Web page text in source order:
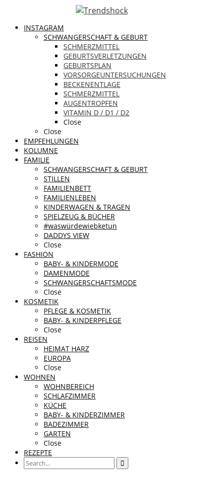
INSTAGRAM
SCHWANGERSCHAFT & GEBURT
SCHMERZMITTEL
GEBURTSVERLETZUNGEN
GEBURTSPLAN
VORSORGEUNTERSUCHUNGEN
BECKENENTLAGE
SCHMERZMITTEL
AUGENTROPFEN
VITAMIN D / D1 / D2
Close
Close
EMPFEHLUNGEN
KOLUMNE
FAMILIE
SCHWANGERSCHAFT & GEBURT
STILLEN
FAMILIENBETT
FAMILIENLEBEN
KINDERWAGEN & TRAGEN
SPIELZEUG & BÜCHER
#waswürdewiebketun
DADDYS VIEW
Close
FASHION
BABY- & KINDERMODE
DAMENMODE
SCHWANGERSCHAFTSMODE
Close
KOSMETIK
PFLEGE & KOSMETIK
BABY- & KINDERPFLEGE
Close
REISEN
HEIMAT HARZ
EUROPA
Close
WOHNEN
WOHNBEREICH
SCHLAFZIMMER
KÜCHE
BABY- & KINDERZIMMER
BADEZIMMER
GARTEN
Close
REZEPTE